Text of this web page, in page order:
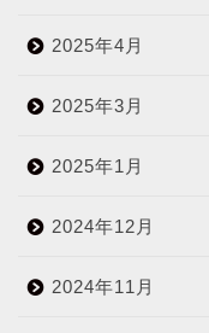
2025年4月
2025年3月
2025年1月
2024年12月
2024年11月